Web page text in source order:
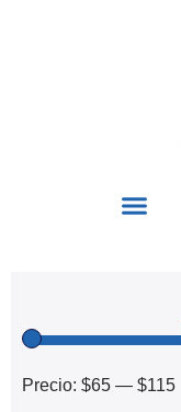
Precio: $65 — $115